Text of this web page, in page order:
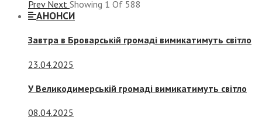
Prev Next Showing 1 Of 588
АНОНСИ
Завтра в Броварській громаді вимикатимуть світло
23.04.2025
У Великодимерській громаді вимикатимуть світло
08.04.2025